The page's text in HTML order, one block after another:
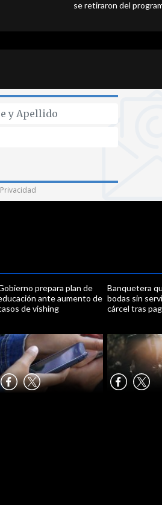
se retiraron del
prepara plan de
ante aumento de
de vishing
Banquetera
bodas sin
cárcel tras